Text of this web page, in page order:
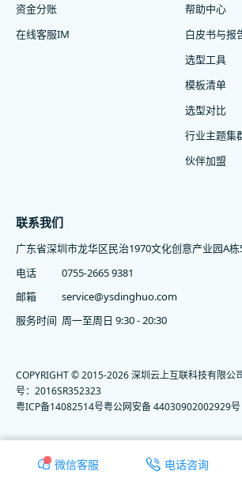
微信客服 电话咨询
资金分账
在线客服IM
帮助中心
白皮书与报
选型工具
模板清单
选型对比
行业主题集
伙伴加盟
联系我们
广东省深圳市龙华区民治1970文化创意产业园A
电话
0755-2665 9381
邮箱
service@ysdinghuo.com
服务时间 周一至周日 9:30 - 20:30
COPYRIGHT © 2015-2026 深圳云上互联科技有限公
号：2016SR352323
粤ICP备14082514号粤公网安备 44030902002929号